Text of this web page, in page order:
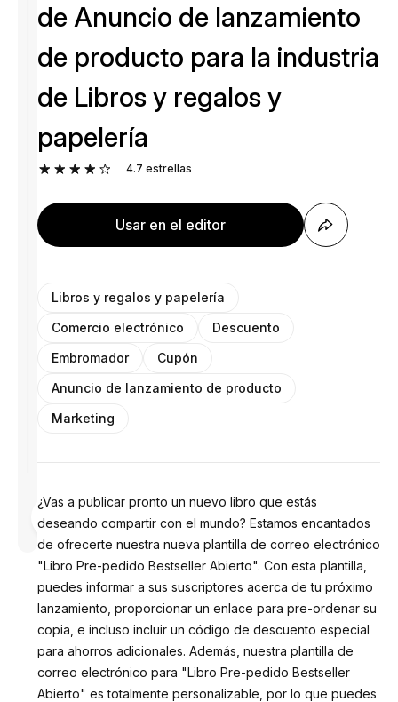
Diseñado
Anastasiia
de Anuncio de lanzamiento
de producto para la industria
de Libros y regalos y
papelería
4.7 estrellas
Usar en el editor
Libros y regalos y papelería
Comercio electrónico
Descuento
Embromador
Cupón
Anuncio de lanzamiento de producto
Marketing
¿Vas a publicar pronto un nuevo libro que estás
deseando compartir con el mundo? Estamos encantados
de ofrecerte nuestra nueva plantilla de correo electrónico
"Libro Pre-pedido Bestseller Abierto". Con esta plantilla,
puedes informar a sus suscriptores acerca de tu próximo
lanzamiento, proporcionar un enlace para pre-ordenar su
copia, e incluso incluir un código de descuento especial
para ahorros adicionales. Además, nuestra plantilla de
correo electrónico para "Libro Pre-pedido Bestseller
Abierto" es totalmente personalizable, por lo que puedes